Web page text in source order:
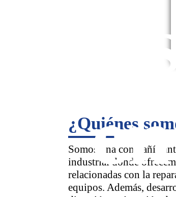
¿Quiénes
Somos una compañía
industrial donde
relacionadas con la
equipos. Además,